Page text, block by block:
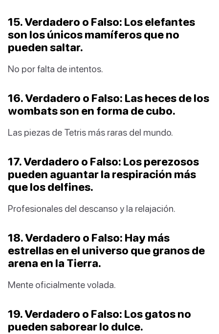
15. Verdadero o Falso: Los elefantes
son los únicos mamíferos que no
pueden saltar.
No por falta de intentos.
16. Verdadero o Falso: Las heces de los
wombats son en forma de cubo.
Las piezas de Tetris más raras del mundo.
17. Verdadero o Falso: Los perezosos
pueden aguantar la respiración más
que los delfines.
Profesionales del descanso y la relajación.
18. Verdadero o Falso: Hay más
estrellas en el universo que granos de
arena en la Tierra.
Mente oficialmente volada.
19. Verdadero o Falso: Los gatos no
pueden saborear lo dulce.